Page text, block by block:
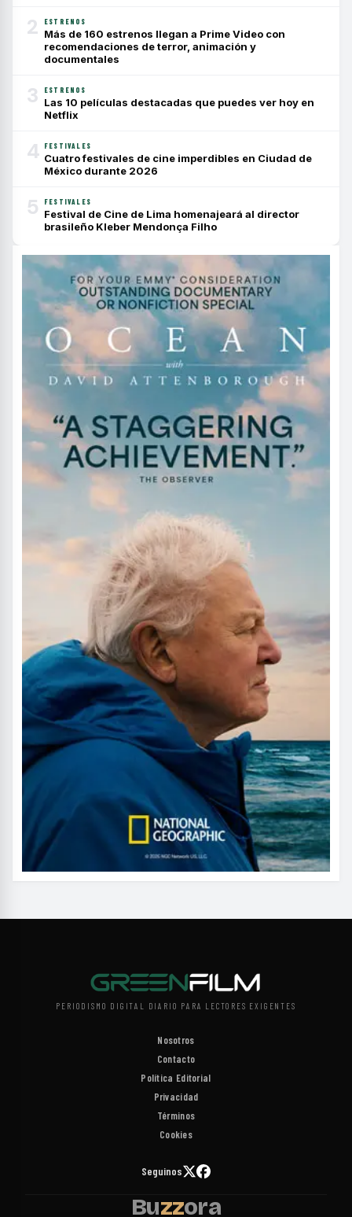
2 ESTRENOS
Más de 160 estrenos llegan a Prime Video con
recomendaciones de terror, animación y
documentales
3 ESTRENOS
Las 10 películas destacadas que puedes ver hoy en
Netflix
4 FESTIVALES
Cuatro festivales de cine imperdibles en Ciudad de
México durante 2026
5 FESTIVALES
Festival de Cine de Lima homenajeará al director
brasileño Kleber Mendonça Filho
PERIODISMO DIGITAL DIARIO PARA LECTORES EXIGENTES
Nosotros
Contacto
Política Editorial
Privacidad
Términos
Cookies
Seguinos
Buzzora